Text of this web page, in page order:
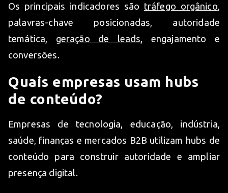
Os principais indicadores são tráfego orgânico
palavras-chave posicionadas, autoridade
temática, geração de leads , engajamento e
conversões.
Quais empresas usam hubs
de conteúdo?
Empresas de tecnologia, educação, indústria,
saúde, finanças e mercados B2B utilizam hubs de
conteúdo para construir autoridade e ampliar
presença digital.